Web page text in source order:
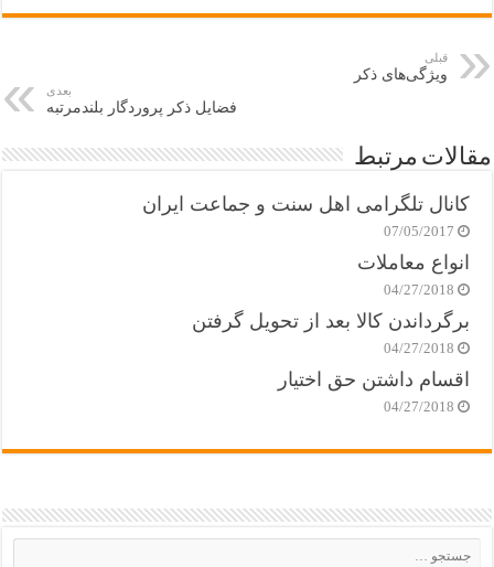
قبلی
ویژگی‌های ذکر
بعدی
فضایل ذکر پروردگار بلندمرتبه
مقالات مرتبط
کانال تلگرامی اهل سنت و جماعت ایران
07/05/2017
انواع معاملات
04/27/2018
برگرداندن کالا بعد از تحویل گرفتن
04/27/2018
اقسام داشتن حق اختیار
04/27/2018